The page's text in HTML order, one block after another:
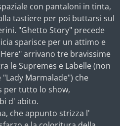
con pantaloni in tinta,
tastiere per poi buttarsi sul
"Ghetto Story" precede
sparisce per un attimo e
arrivano tre bravissime
le Supremes e Labelle (non
Marmalade") che
per tutto lo show,
d' abito.
che appunto strizza l'